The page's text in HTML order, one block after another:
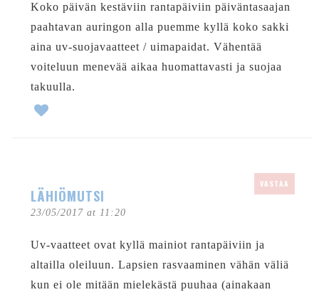
Koko päivän kestäviin rantapäiviin päiväntasaajan
paahtavan auringon alla puemme kyllä koko sakki
aina uv-suojavaatteet / uimapaidat. Vähentää
voiteluun menevää aikaa huomattavasti ja suojaa
takuulla.
LÄHIÖMUTSI
23/05/2017 at 11:20
VASTAA
Uv-vaatteet ovat kyllä mainiot rantapäiviin ja
altailla oleiluun. Lapsien rasvaaminen vähän väliä
kun ei ole mitään mielekästä puuhaa (ainakaan